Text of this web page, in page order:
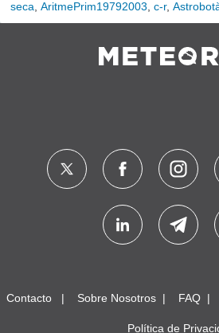
seca AritmePrim19792003 c-r,
Contacto Sobre Nosotros FAQ
Política de